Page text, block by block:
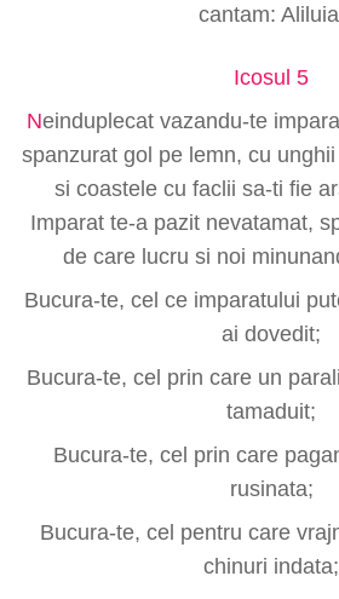
cantam:
Icosul 5
Neinduplecat vazandu-te
spanzurat gol pe lemn, cu
si coastele cu faclii sa-ti fie
Imparat te-a pazit nevatamat,
de care lucru si noi
Bucura-te, cel ce imparatului
ai dovedit;
Bucura-te, cel prin care un
tamaduit;
Bucura-te, cel prin care
rusinata;
Bucura-te, cel pentru care
chinuri indata;